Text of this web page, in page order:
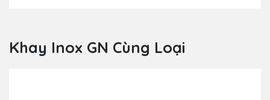
Khay Inox GN Cùng Loại